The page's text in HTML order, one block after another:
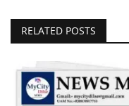
RELATED POSTS